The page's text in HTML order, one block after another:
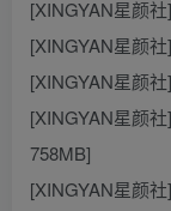
[XINGYAN星颜
[XINGYAN星颜
[XINGYAN星颜
[XINGYAN星颜
758MB]
[XINGYAN星颜